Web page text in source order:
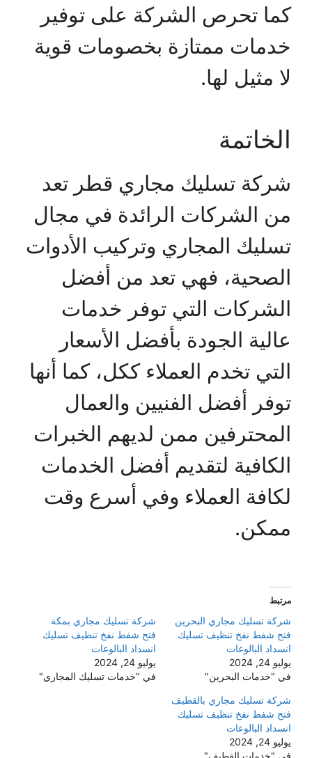
كما تحرص الشركة على توفير
خدمات ممتازة بخصومات قوية
لا مثيل لها.
الخاتمة
شركة تسليك مجاري قطر تعد
من الشركات الرائدة في مجال
تسليك المجاري وتركيب الأدوات
الصحية، فهي تعد من أفضل
الشركات التي توفر خدمات
عالية الجودة بأفضل الأسعار
التي تخدم العملاء ككل، كما أنها
توفر أفضل الفنيين والعمال
المحترفين ممن لديهم الخبرات
الكافية لتقديم أفضل الخدمات
لكافة العملاء وفي أسرع وقت
ممكن.
مرتبط
شركة تسليك مجاري البحرين
فتح شفط نفخ تنظيف تسليك
انسداد البالوعات
يوليو 24, 2024
في "خدمات البحرين"
شركة تسليك مجاري بمكة
فتح شفط نفخ تنظيف تسليك
انسداد البالوعات
يوليو 24, 2024
في "خدمات تسليك المجاري"
شركة تسليك مجاري بالقطيف
فتح شفط نفخ تنظيف تسليك
انسداد البالوعات
يوليو 24, 2024
في "خدمات القطيف"